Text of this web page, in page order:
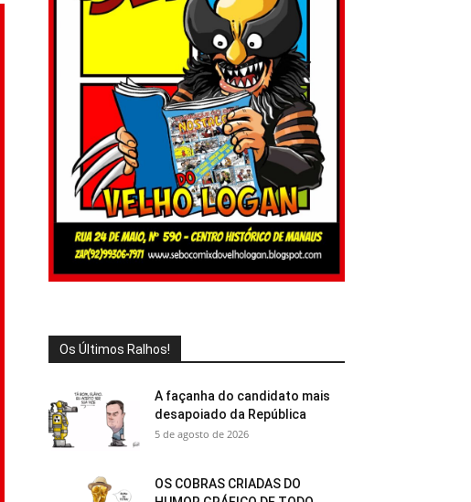
Os Últimos Ralhos!
A façanha do candidato mais
desapoiado da República
5 de agosto de 2026
OS COBRAS CRIADAS DO